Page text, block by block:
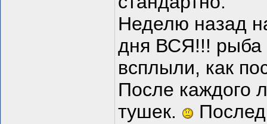
Неделю назад
дня ВСЯ!!! рыба
всплыли, как
После каждого
тушек.